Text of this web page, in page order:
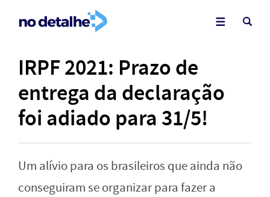
IRPF 2021: Prazo de
entrega da declaração
foi adiado para 31/5!
Um alívio para os brasileiros que ainda não
conseguiram se organizar para fazer a